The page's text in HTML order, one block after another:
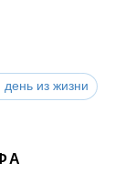
из жизни